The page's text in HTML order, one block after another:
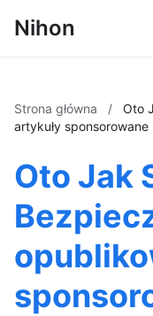
Nihon
Strona główna /
Oto
artykuły sponsorowane
Oto Jak